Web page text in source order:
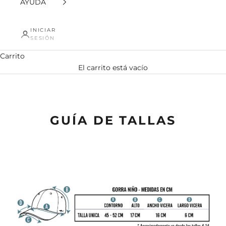
AYUDA
INICIAR
SESIÓN
Carrito
El carrito está vacío
GUÍA DE TALLAS